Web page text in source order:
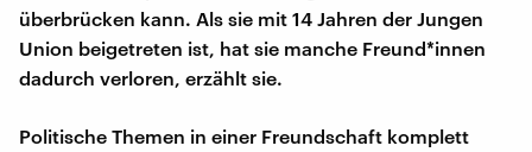
überbrücken kann. Als sie mit 14 Jahren der Jungen
Union beigetreten ist, hat sie manche Freund*innen
dadurch verloren, erzählt sie.
Politische Themen in einer Freundschaft komplett